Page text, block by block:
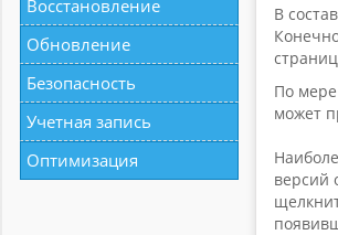
В
По
может
версий
Восстановление
Обновление
Безопасность
Учетная запись
Оптимизация